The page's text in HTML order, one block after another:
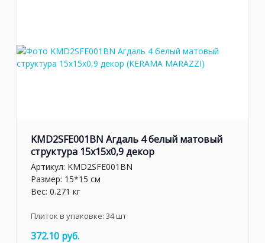
KMD2SFE001BN Агдаль 4 белый матовый
структура 15x15x0,9 декор
Артикул: KMD2SFE001BN
Размер: 15*15 см
Вес: 0.271 кг
Плиток в упаковке: 34шт
372.10 руб.